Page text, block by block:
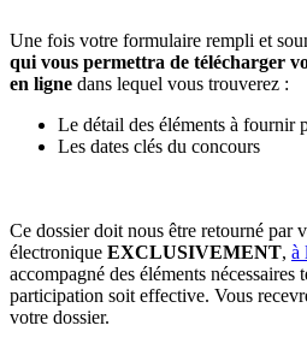
Une fois votre formulaire rempli et
qui vous permettra de télécharger
en ligne dans lequel vous trouverez :
Le détail des éléments à fournir
Les dates clés du concours
Ce dossier doit nous être retourné par
électronique EXCLUSIVEMENT, à
accompagné des éléments
participation soit effective. Vous
votre dossier.